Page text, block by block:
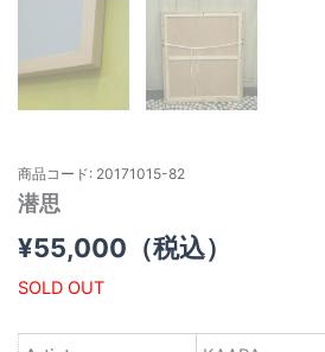
商品コード: 20171015-82
潜思
¥55,000 （税込）
SOLD OUT